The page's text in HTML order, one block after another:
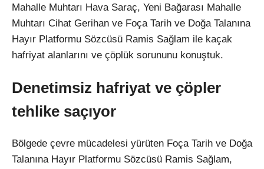
Mahalle Muhtarı Hava Saraç, Yeni Bağarası Mahalle
Muhtarı Cihat Gerihan ve Foça Tarih ve Doğa Talanına
Hayır Platformu Sözcüsü Ramis Sağlam ile kaçak
hafriyat alanlarını ve çöplük sorununu konuştuk.
Denetimsiz hafriyat ve çöpler
tehlike saçıyor
Bölgede çevre mücadelesi yürüten Foça Tarih ve Doğa
Talanına Hayır Platformu Sözcüsü Ramis Sağlam,